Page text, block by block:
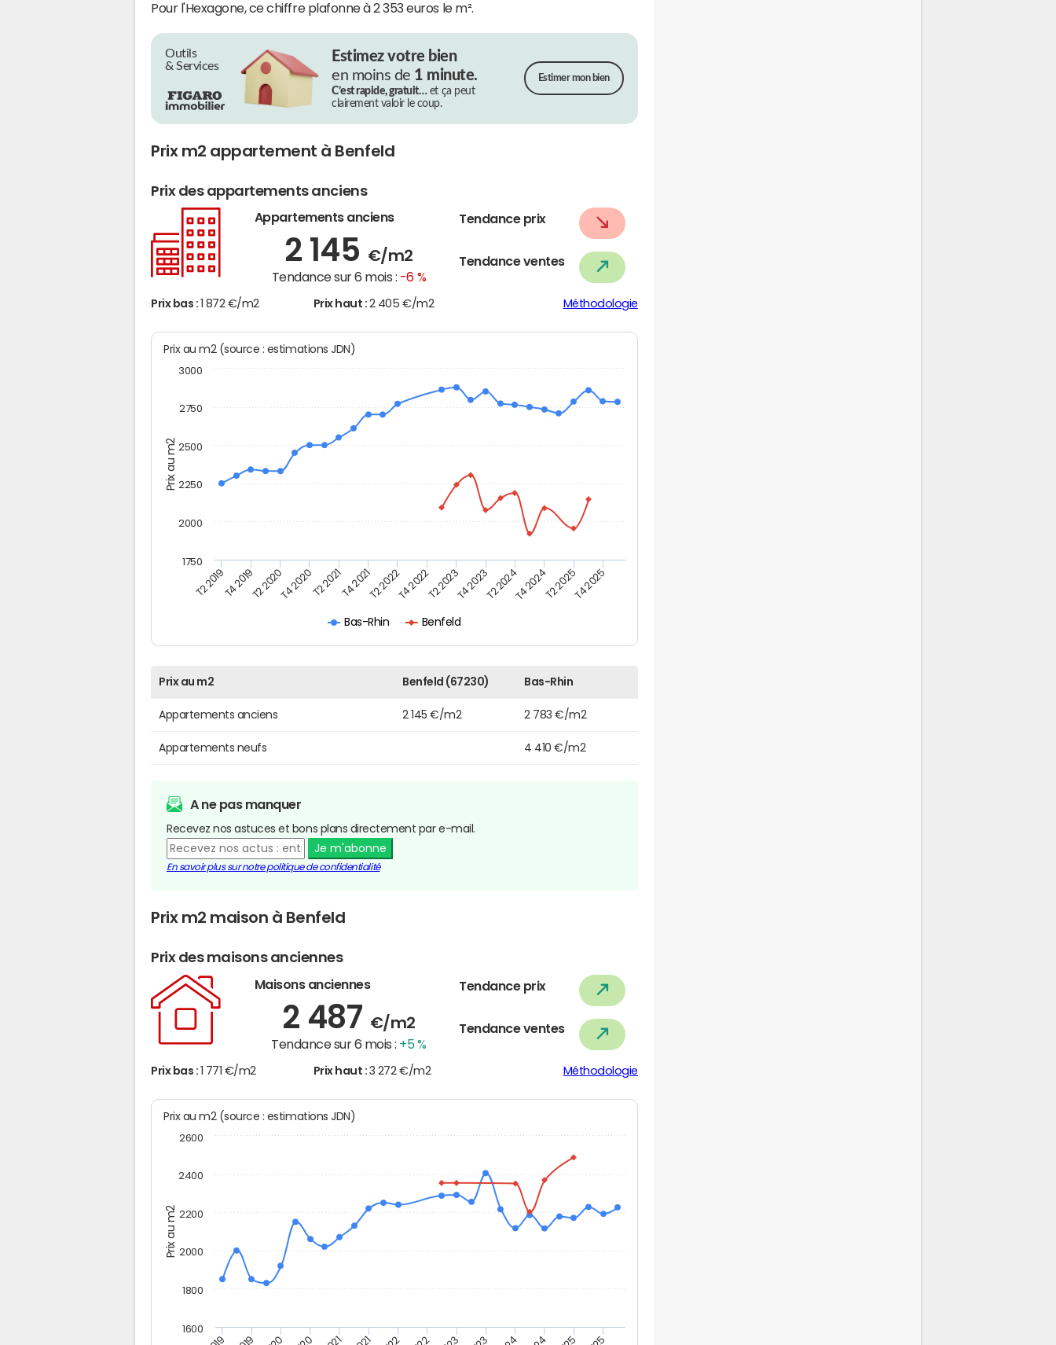
Pour l'Hexagone, ce chiffre plafonne à 2 353 euros le m².
Outils
& Services
Estimez votre bien
en moins de 1 minute.
C’est rapide, gratuit…et ça peut
clairement valoir le coup.
Estimer mon bien
Prix m2 appartement à Benfeld
Prix des appartements anciens
Appartements anciens
2 145 €/m2
Tendance sur 6 mois : -6 %
Tendance prix
Tendance ventes
Prix bas : 1 872 €/m2 Prix haut : 2 405 €/m2 Méthodologie
Prix au m2
Prix au m2 (source : estimations JDN)
Bas-Rhin Benfeld
T2 2019T4 2019T2 2020T4 2020T2 2021T4 2021T2 2022T4 2022T2 2023T4 2023T2 2024T4 2024T2 2025T4 2025
1750
2000
2250
2500
2750
3000
Prix au m2 Benfeld (67230) Bas-Rhin
Appartements anciens 2 145 €/m2 2 783 €/m2
Appartements neufs 4 410 €/m2
A ne pas manquer
Recevez nos astuces et bons plans directement par e-mail.
Je m'abonne
En savoir plus sur notre politique de confidentialité
Prix m2 maison à Benfeld
Prix des maisons anciennes
Maisons anciennes
2 487 €/m2
Tendance sur 6 mois : +5 %
Tendance prix
Tendance ventes
Prix bas : 1 771 €/m2 Prix haut : 3 272 €/m2 Méthodologie
Prix au m2
Prix au m2 (source : estimations JDN)
1600
1800
2000
2200
2400
2600